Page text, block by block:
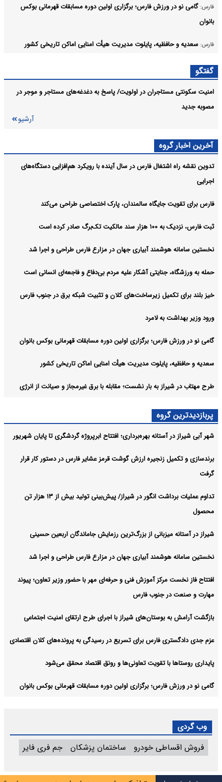
فارس: گامی نو در ورزش فارس؛ برگزاری اولین دوره مسابقات قهرمانی بوکس
بانوان
فارس: سعدیه و حافظیه، پایلوت مدیریت هیأت امنایی اماکن تاریخی کشور
فارس: طرح مهتاب در شیراز به بار نشست؛ مقابله با برق غیرمجاز و صیانت از
انرژی
آرشیو
گفتگو
امنیت سکونتی مستاجران در اولویت/ پاسخ به دغدغه‌های مستاجر و‌ موجر در
مصوبه جدید
آرشیو
آخرین اخبار گروه
تدوین نقشه راه اشتغال فارس در سال آینده با رویکرد هم‌افزایی دستگاه‌های
اجرایی
فارس برای تقویت جایگاه سالمندان، پارک اختصاصی طراحی می‌کند
ثبت فارس، نزدیک به ۱۰۰ هزار سند مالکیت تک‌برگ صادر کرده است
نخستین سامانه هوشمند آبیاری جهان در مزارع فارس طراحی و اجرا شد
حمله به ورزشگاه، جنایتی آشکار علیه مردم بی‌دفاع و فاجعه‌ای انسانی است
خیز بلند برای تکمیل زیرساخت‌های کلان و تثبیت شبکه برق در جنوب فارس
ورود وزیر بهداشت به لامرد
گامی نو در ورزش فارس؛ برگزاری اولین دوره مسابقات قهرمانی بوکس بانوان
سعدیه و حافظیه، پایلوت مدیریت هیأت امنایی اماکن تاریخی کشور
طرح مهتاب در شیراز به بار نشست؛ مقابله با برق غیرمجاز و صیانت از انرژی
پربازدیدترین گروه
شهر آبی شیراز در آستانه بهره‌برداری؛ افتتاح ابرپروژه گردشگری تا پایان شهریور
برندسازی و تکمیل زنجیره ارزش گوشت قرمز عشایر فارس در دستور کار قرار
گرفت
تداوم عملیات برداشت انگور در شیراز/ پیش‌بینی تولید بیش از ۱۳ هزار تن
محصول
شیراز در آستانه میزبانی از بزرگ‌ترین رزمایش جاماندگان اربعین حسینی
نخستین سامانه هوشمند آبیاری جهان در مزارع فارس طراحی و اجرا شد
افتتاح فاز نخست مرکز آموزش فنی و حرفه‌ای مهر با حضور وزیر تعاون؛ پیوند
مهارت و صنعت در جنوب فارس
بازگشت آرامش به بوستان‌های شیراز با اجرای طرح ارتقای امنیت اجتماعی
عزم جدی دادگستری فارس برای تسریع در رسیدگی به پرونده‌های کلان اقتصادی
پایداری روستاها با تقویت تعاونی‌ها و رونق اقتصاد محقق می‌شود
گامی نو در ورزش فارس؛ برگزاری اولین دوره مسابقات قهرمانی بوکس بانوان
وب گردی
فروش اقساطی خودرو
ساختمان پزشکان جم فری فایر